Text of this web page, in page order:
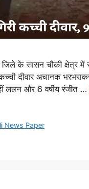
के सासन चौकी क्षेत्र में
दीवार अचानक
ललन और 6 वर्षीय रंजीत …
News Paper